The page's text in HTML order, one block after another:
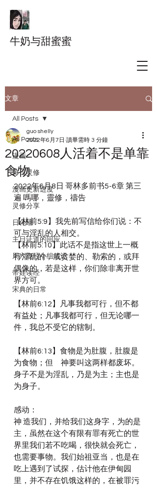
牛奶与甜蜜蜜
文章
All Posts
漫画
每日灵修
漫画更新进度
灵修分享
日化组
主日证道的回应
周六查经小组笔记
带娃读经
宋典的日常
All Posts
20220608人活着不是单靠
食物
guo shelly
2022年6月7日 讀畢需時 3 分鐘
2022年6月8日 哥林多前书5-6章 第三
遍 嗎哪，靈修，禱告
【林前5:9】我先前写信给你们说：不
可与淫乱的人相交。
【林前5:10】此话不是指这世上一概
行淫乱的，或贪婪的、勒索的，或拜
偶像的，若是这样，你们除非离开世
界方可。
【林前6:12】凡事我都可行，但不都
有益处；凡事我都可行，但无论哪一
件，我总不受它的辖制。
【林前6:13】食物是为肚腹，肚腹是
为食物；但　神要叫这两样都废坏。
身子不是为淫乱，乃是为主；主也是
为身子。
感动：
神 造我们，并给我们这身字，为的是
主，虽然在这个有限有罪有死亡的世
界里我们若不吃喝，很快就会死亡，
也需要事物。我们始祖亚当，也是在
吃上遇到了试探，估计他在伊甸园
里，并不存在饥饿这样的，在被罪污